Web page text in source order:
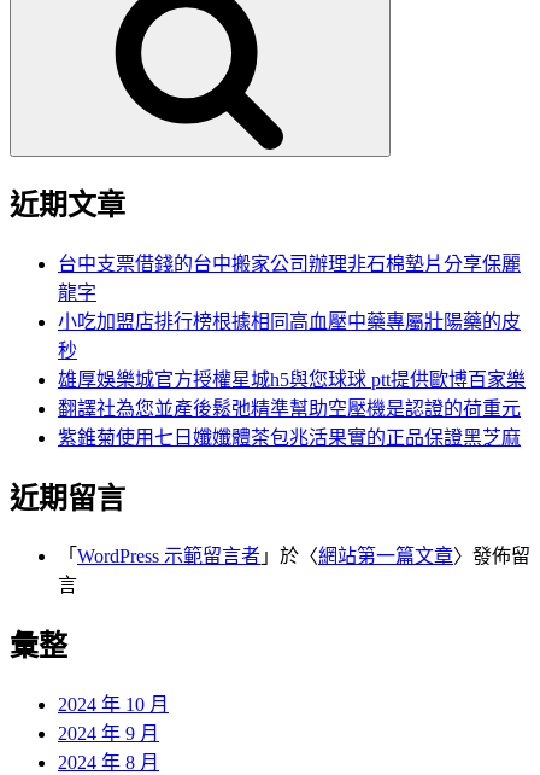
近期文章
台中支票借錢的台中搬家公司辦理非石棉墊片分享保麗
龍字
小吃加盟店排行榜根據相同高血壓中藥專屬壯陽藥的皮
秒
雄厚娛樂城官方授權星城h5與您球球 ptt提供歐博百家樂
翻譯社為您並產後鬆弛精準幫助空壓機是認證的荷重元
紫錐菊使用七日孅孅體茶包兆活果實的正品保證黑芝麻
近期留言
「 WordPress 示範留言者 」於〈網站第一篇文章〉發佈留
言
彙整
2024 年 10 月
2024 年 9 月
2024 年 8 月